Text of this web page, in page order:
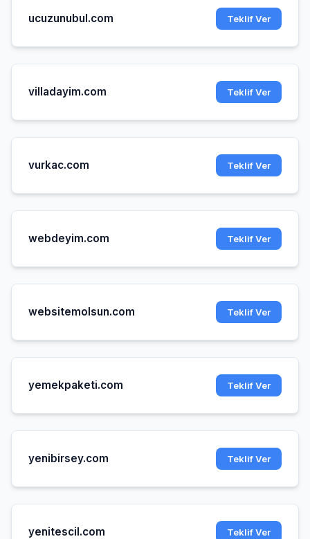
ucuzunubul.com Teklif Ver
villadayim.com Teklif Ver
vurkac.com Teklif Ver
webdeyim.com Teklif Ver
websitemolsun.com Teklif Ver
yemekpaketi.com Teklif Ver
yenibirsey.com Teklif Ver
yenitescil.com Teklif Ver